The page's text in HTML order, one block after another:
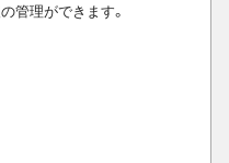
管理ができます。